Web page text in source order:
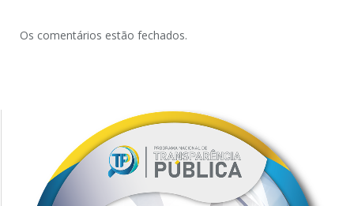
Os comentários estão fechados.